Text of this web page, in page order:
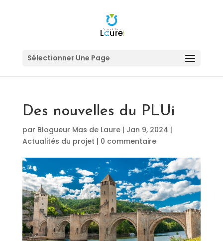
Sélectionner Une Page
Des nouvelles du PLUi
par Blogueur Mas de Laure| Jan 9, 2024 |
Actualités du projet | 0 commentaire